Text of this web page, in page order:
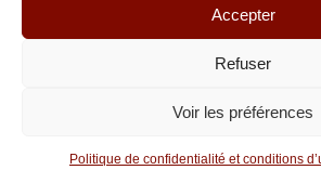
Accepter
Refuser
Voir les préférences
Politique de confidentialité et conditions
Réalisation : La Luciole